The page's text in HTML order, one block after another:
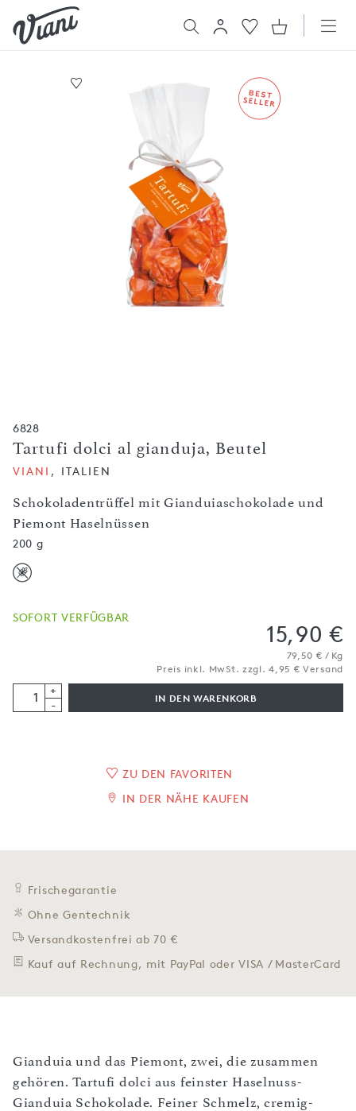
6828
Tartufi dolci al gianduja, Beutel
Schokoladentrüffel mit Gianduiaschokolade und
Piemont Haselnüssen
VIANI , ITALIEN
200 g
SOFORT VERFÜGBAR
15,90 €
79,50 € / Kg
Preis inkl. MwSt. zzgl. 4,95 € Versand
+
-
IN DEN WARENKORB
ZU DEN FAVORITEN
IN DER NÄHE KAUFEN
Frischegarantie
Ohne Gentechnik
Versandkostenfrei ab 70 €
Kauf auf Rechnung, mit PayPal oder VISA / MasterCard
Gianduia und das Piemont, zwei, die zusammen
gehören. Tartufi dolci aus feinster Haselnuss-
Gianduia Schokolade. Feiner Schmelz, cremig-